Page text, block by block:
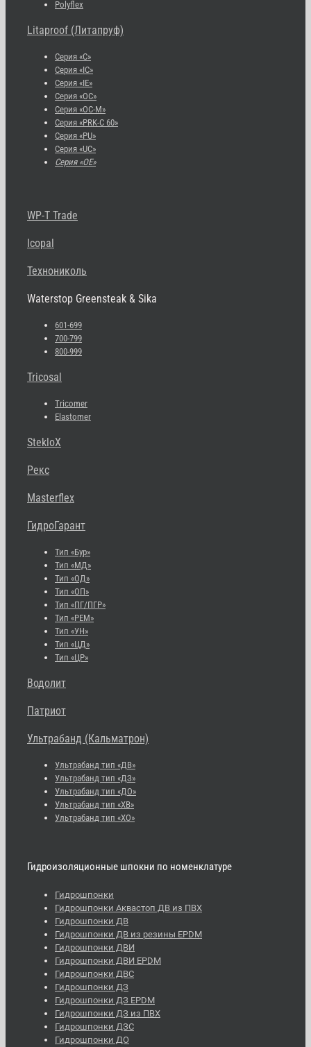
Polyflex
Litaproof (Литапруф)
Серия «С»
Серия «IC»
Серия «IE»
Серия «OC»
Серия «OC-M»
Серия «PRK-C 60»
Серия «PU»
Серия «UC»
Серия «OE»
WP-T Trade
Icopal
Технониколь
Waterstop Greensteak & Sika
601-699
700-799
800-999
Tricosal
Tricomer
Elastomer
StekloX
Рекс
Masterflex
ГидроГарант
Тип «Бур»
Тип «МД»
Тип «ОД»
Тип «ОП»
Тип «ПГ/ПГР»
Тип «РЕМ»
Тип «УН»
Тип «ЦД»
Тип «ЦР»
Водолит
Патриот
Ультрабанд (Кальматрон)
Ультрабанд тип «ДВ»
Ультрабанд тип «ДЗ»
Ультрабанд тип «ДО»
Ультрабанд тип «ХВ»
Ультрабанд тип «ХО»
Гидроизоляционные шпокни по номенклатуре
Гидрошпонки
Гидрошпонки Аквастоп ДВ из ПВХ
Гидрошпонки ДВ
Гидрошпонки ДВ из резины EPDM
Гидрошпонки ДВИ
Гидрошпонки ДВИ EPDM
Гидрошпонки ДВС
Гидрошпонки ДЗ
Гидрошпонки ДЗ EPDM
Гидрошпонки ДЗ из ПВХ
Гидрошпонки ДЗС
Гидрошпонки ДО